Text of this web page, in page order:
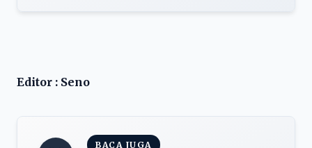
Editor : Seno
BACA JUGA